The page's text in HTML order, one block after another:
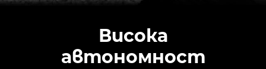
Висока
автономност